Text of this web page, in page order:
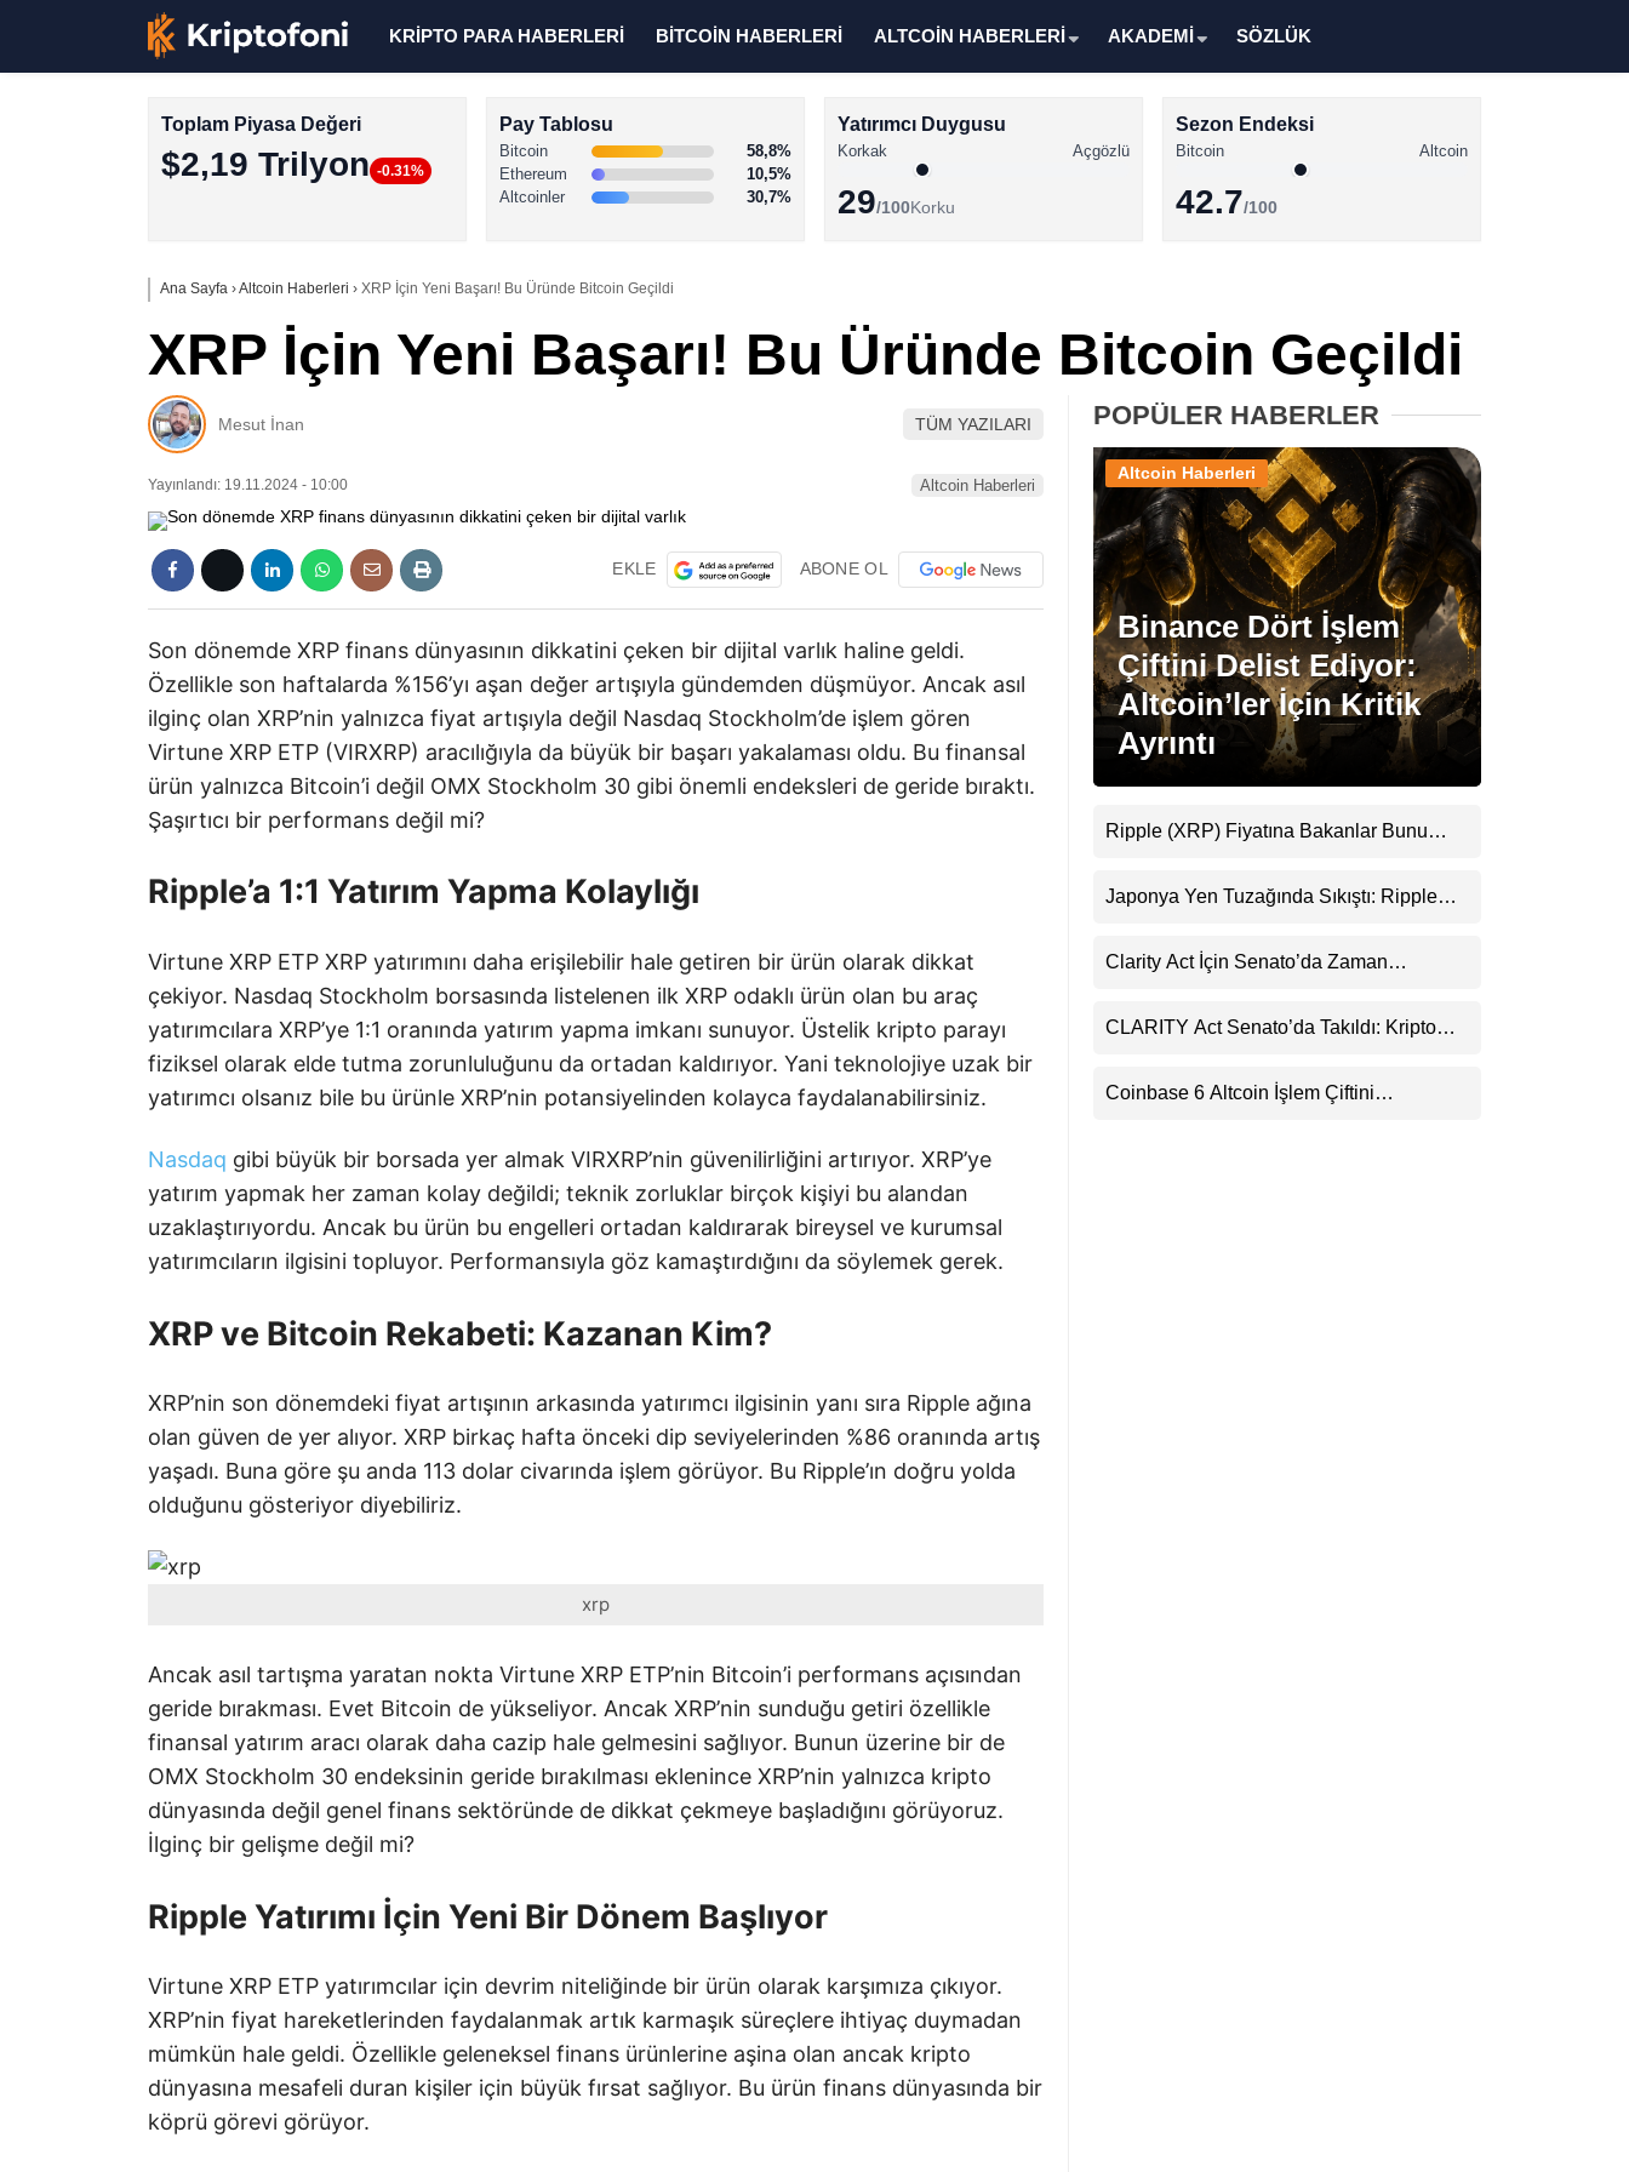
Altcoin Haberleri
Solana Haberleri
XRP Haberleri
Memecoin Haberleri
Stablecoin Haberleri
Facebook
Instagram
Youtube
KRİPTO PARA HABERLERİ BİTCOİN HABERLERİ ALTCOİN HABERLERİ AKADEMİ SÖZLÜK
Toplam Piyasa Değeri
$2,19 Trilyon -0.31%
Pay Tablosu
Bitcoin
58,8%
Ethereum
10,5%
Altcoinler
30,7%
Yatırımcı Duygusu
Korkak Açgözlü
29/100Korku
Sezon Endeksi
Bitcoin Altcoin
42.7/100
Ana Sayfa ›Altcoin Haberleri › XRP İçin Yeni Başarı! Bu Üründe Bitcoin Geçildi
XRP İçin Yeni Başarı! Bu Üründe Bitcoin Geçildi
Mesut İnan TÜM YAZILARI
Yayınlandı: 19.11.2024 - 10:00 Altcoin Haberleri
EKLE ABONE OL
Son dönemde XRP finans dünyasının dikkatini çeken bir dijital varlık haline geldi.
Özellikle son haftalarda %156’yı aşan değer artışıyla gündemden düşmüyor. Ancak asıl
ilginç olan XRP’nin yalnızca fiyat artışıyla değil Nasdaq Stockholm’de işlem gören
Virtune XRP ETP (VIRXRP) aracılığıyla da büyük bir başarı yakalaması oldu. Bu finansal
ürün yalnızca Bitcoin’i değil OMX Stockholm 30 gibi önemli endeksleri de geride bıraktı.
Şaşırtıcı bir performans değil mi?
Ripple’a 1:1 Yatırım Yapma Kolaylığı
Virtune XRP ETP XRP yatırımını daha erişilebilir hale getiren bir ürün olarak dikkat
çekiyor. Nasdaq Stockholm borsasında listelenen ilk XRP odaklı ürün olan bu araç
yatırımcılara XRP’ye 1:1 oranında yatırım yapma imkanı sunuyor. Üstelik kripto parayı
fiziksel olarak elde tutma zorunluluğunu da ortadan kaldırıyor. Yani teknolojiye uzak bir
yatırımcı olsanız bile bu ürünle XRP’nin potansiyelinden kolayca faydalanabilirsiniz.
Nasdaq gibi büyük bir borsada yer almak VIRXRP’nin güvenilirliğini artırıyor. XRP’ye
yatırım yapmak her zaman kolay değildi; teknik zorluklar birçok kişiyi bu alandan
uzaklaştırıyordu. Ancak bu ürün bu engelleri ortadan kaldırarak bireysel ve kurumsal
yatırımcıların ilgisini topluyor. Performansıyla göz kamaştırdığını da söylemek gerek.
XRP ve Bitcoin Rekabeti: Kazanan Kim?
XRP’nin son dönemdeki fiyat artışının arkasında yatırımcı ilgisinin yanı sıra Ripple ağına
olan güven de yer alıyor. XRP birkaç hafta önceki dip seviyelerinden %86 oranında artış
yaşadı. Buna göre şu anda 113 dolar civarında işlem görüyor. Bu Ripple’ın doğru yolda
olduğunu gösteriyor diyebiliriz.
xrp
Ancak asıl tartışma yaratan nokta Virtune XRP ETP’nin Bitcoin’i performans açısından
geride bırakması. Evet Bitcoin de yükseliyor. Ancak XRP’nin sunduğu getiri özellikle
finansal yatırım aracı olarak daha cazip hale gelmesini sağlıyor. Bunun üzerine bir de
OMX Stockholm 30 endeksinin geride bırakılması eklenince XRP’nin yalnızca kripto
dünyasında değil genel finans sektöründe de dikkat çekmeye başladığını görüyoruz.
İlginç bir gelişme değil mi?
Ripple Yatırımı İçin Yeni Bir Dönem Başlıyor
Virtune XRP ETP yatırımcılar için devrim niteliğinde bir ürün olarak karşımıza çıkıyor.
XRP’nin fiyat hareketlerinden faydalanmak artık karmaşık süreçlere ihtiyaç duymadan
mümkün hale geldi. Özellikle geleneksel finans ürünlerine aşina olan ancak kripto
dünyasına mesafeli duran kişiler için büyük fırsat sağlıyor. Bu ürün finans dünyasında bir
köprü görevi görüyor.
POPÜLER HABERLER
Binance Dört İşlem
Çiftini Delist Ediyor:
Altcoin’ler İçin Kritik
Ayrıntı
Altcoin Haberleri
Ripple (XRP) Fiyatına Bakanlar Bunu
Uyarı
Japonya Yen Tuzağında Sıkıştı: Ripple
Clarity Act İçin Senato’da Zaman
CLARITY Act Senato’da Takıldı: Kripto
Coinbase 6 Altcoin İşlem Çiftini